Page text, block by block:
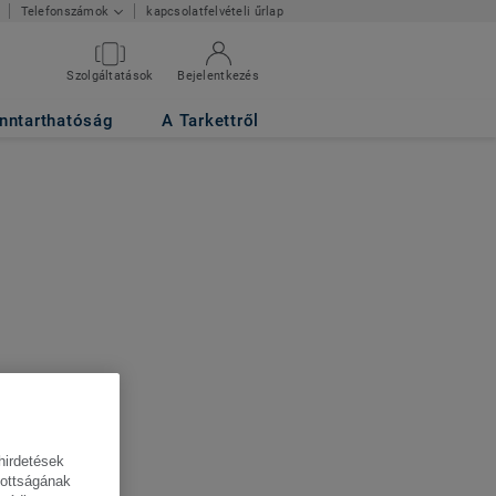
Telefonszámok kapcsolatfelvételi űrlap
Szolgáltatások Bejelentkezés
A Tarkettről